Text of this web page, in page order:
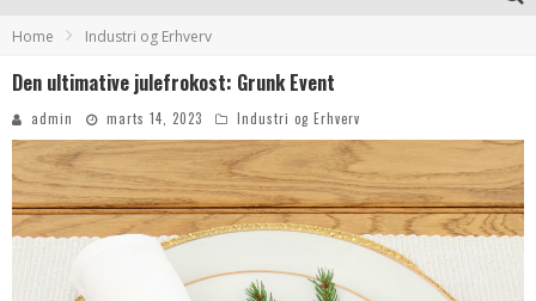
Home Industri og Erhverv
Den ultimative julefrokost: Grunk Event
admin marts 14, 2023 Industri og Erhverv